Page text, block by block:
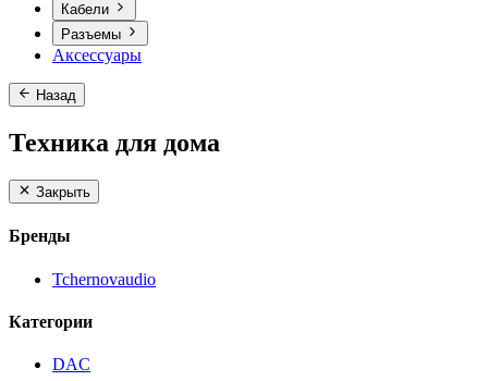
Кабели
Разъемы
Аксессуары
Назад
Техника для дома
Закрыть
Бренды
Tchernovaudio
Категории
DAC